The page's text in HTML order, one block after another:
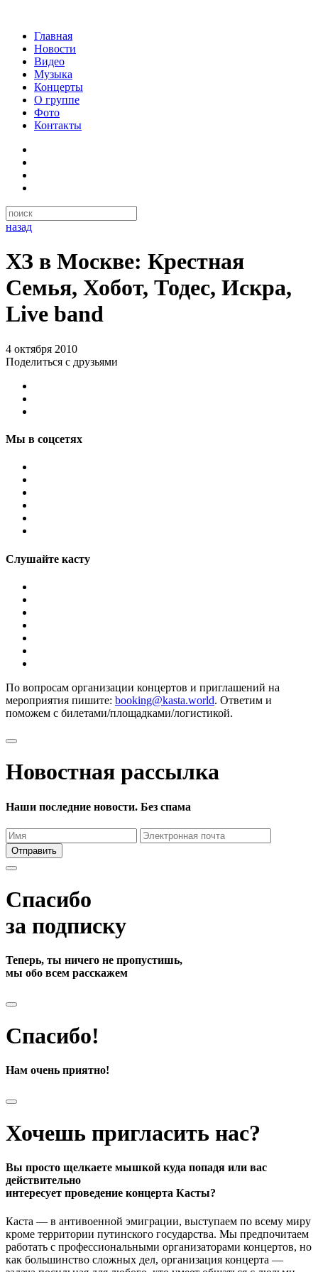
Главная
Новости
Видео
Музыка
Концерты
О группе
Фото
Контакты
назад
ХЗ в Москве: Крестная
Семья, Хобот, Тодес, Искра,
Live band
4 октября 2010
Поделиться с друзьями
Мы в соцсетях
Слушайте касту
По вопросам организации концертов и приглашений на
мероприятия пишите: booking@kasta.world. Ответим и
поможем с билетами/площадками/логистикой.
Новостная рассылка
Наши последние новости. Без спама
Отправить
Спасибо
за подписку
Теперь, ты ничего не пропустишь,
мы обо всем расскажем
Спасибо!
Нам очень приятно!
Хочешь пригласить нас?
Вы просто щелкаете мышкой куда попадя или вас
действительно
интересует проведение концерта Касты?
Каста — в антивоенной эмиграции, выступаем по всему миру
кроме территории путинского государства. Мы предпочитаем
работать с профессиональными организаторами концертов, но
как большинство сложных дел, организация концерта —